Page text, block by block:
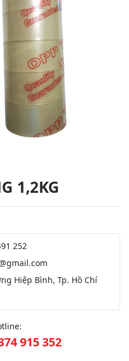
1,2KG
252
Hiệp Bình, Tp. Hồ Chí
915 352